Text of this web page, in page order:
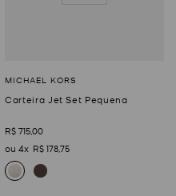
Carteira Jet Set Pequena
R$71500
4
R$17875